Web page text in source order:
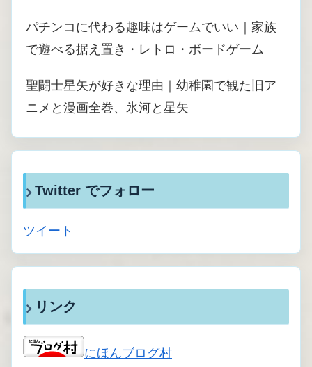
パチンコに代わる趣味はゲームでいい｜家族
で遊べる据え置き・レトロ・ボードゲーム
聖闘士星矢が好きな理由｜幼稚園で観た旧ア
ニメと漫画全巻、氷河と星矢
Twitter でフォロー
ツイート
リンク
にほんブログ村